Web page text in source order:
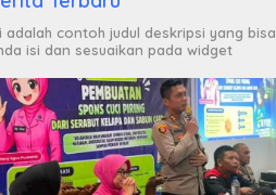
adalah contoh judul deskripsi yang bisa
isi dan sesuaikan pada widget